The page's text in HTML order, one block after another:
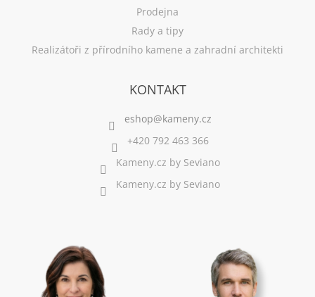
Prodejna
Rady a tipy
Realizátoři z přírodního kamene a zahradní architekti
KONTAKT
+420 792 463 366
Kameny.cz by Seviano
Kameny.cz by Seviano